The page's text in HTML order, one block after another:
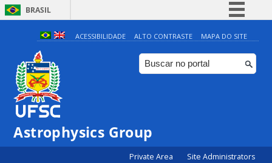
BRASIL
Simplifique!
Comunica BR
Participe
ACESSIBILIDADE ALTO CONTRASTE MAPA DO SITE
Astrophysics Group
Private Area Site Administrators